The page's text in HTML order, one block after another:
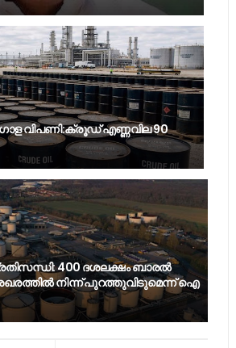
വിപണി:ക്രൂഡ് എണ്ണവില 90
400 ദശലക്ഷം ബാരൽ
നിന്ന് പുറത്തുവിടുമെന്ന് ഐ